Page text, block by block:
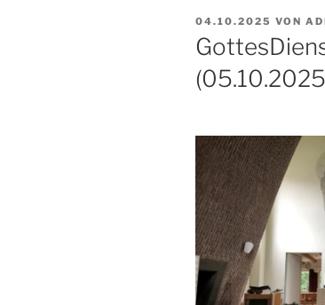
VERÖFFENTLICHT
AM
04.10.2025 VON